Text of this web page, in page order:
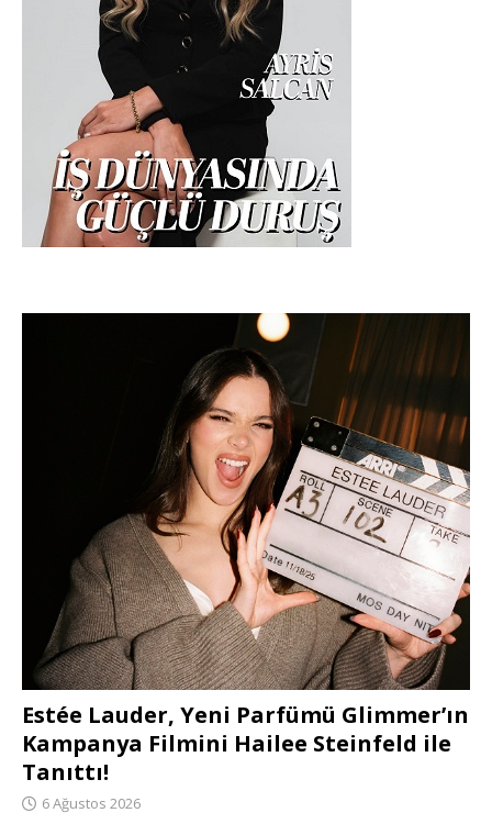
Estée Lauder, Yeni Parfümü Glimmer’ın
Kampanya Filmini Hailee Steinfeld ile
Tanıttı!
6 Ağustos 2026